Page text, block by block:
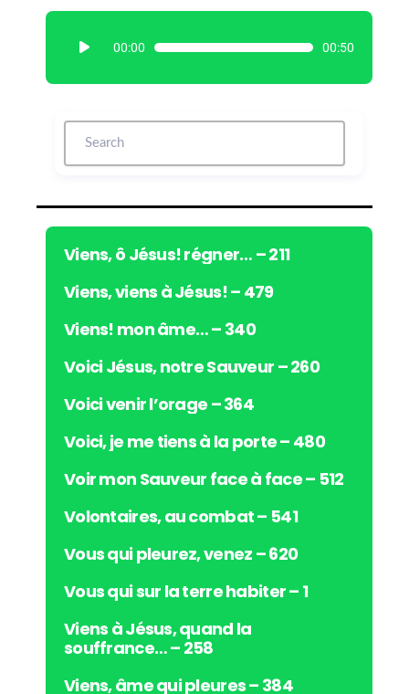
c
e
r
u
d
i
00:00 00:50
Viens, ô Jésus! régner… – 211
Viens, viens à Jésus! – 479
Viens! mon âme… – 340
Voici Jésus, notre Sauveur – 260
Voici venir l’orage – 364
Voici, je me tiens à la porte – 480
Voir mon Sauveur face à face – 512
Volontaires, au combat – 541
Vous qui pleurez, venez – 620
Vous qui sur la terre habiter – 1
Viens à Jésus, quand la
souffrance… – 258
Viens, âme qui pleures – 384